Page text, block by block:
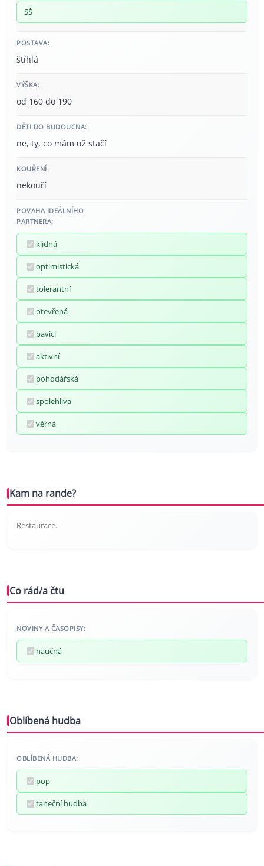
SŠ
POSTAVA:
štíhlá
VÝŠKA:
od 160 do 190
DĚTI DO BUDOUCNA:
ne, ty, co mám už stačí
KOUŘENÍ:
nekouří
POVAHA IDEÁLNÍHO
PARTNERA:
klidná
optimistická
tolerantní
otevřená
bavící
aktivní
pohodářská
spolehlivá
věrná
Kam na rande?
Restaurace.
Co rád/a čtu
NOVINY A ČASOPISY:
naučná
Oblíbená hudba
OBLÍBENÁ HUDBA:
pop
taneční hudba